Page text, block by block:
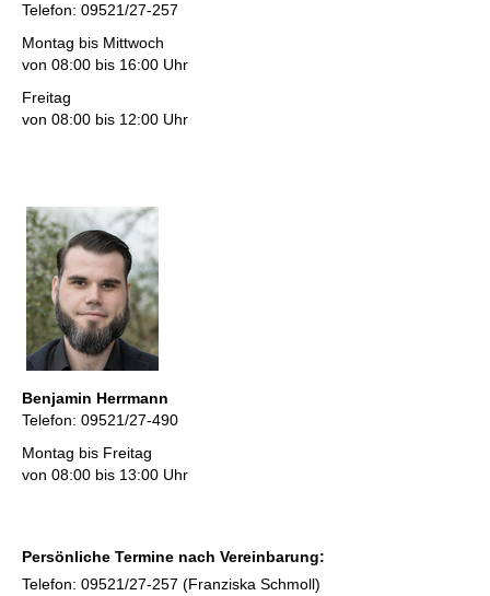
Telefon: 09521/27-257
Montag bis Mittwoch
von 08:00 bis 16:00 Uhr
Freitag
von 08:00 bis 12:00 Uhr
Benjamin Herrmann
Telefon: 09521/27-490
Montag bis Freitag
von 08:00 bis 13:00 Uhr
Persönliche Termine nach Vereinbarung:
Telefon: 09521/27-257 (Franziska Schmoll)